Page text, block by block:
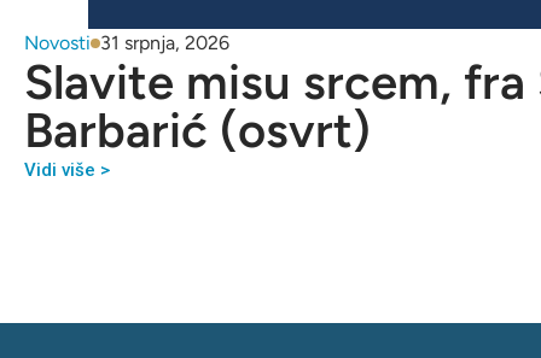
Novosti 31 srpnja, 2026
Slavite misu srcem, fra
Barbarić (osvrt)
Vidi više >